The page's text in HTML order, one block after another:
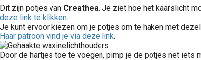
Dit zijn potjes van Creathea. Je ziet hoe het kaarslicht
deze link te klikken.
Je kunt ervoor kiezen om je potjes om te haken met
Haar patroon vind je via deze link.
Door de hartjes toe te voegen, pimp je de potjes net iets